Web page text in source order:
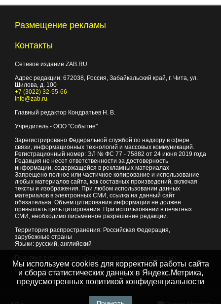
Размещение рекламы
Контакты
Сетевое издание ZAB.RU
Адрес редакции: 672038 , Россия, Забайкальский край, г. Чита ул.
Шилова, д. 100
+7 (3022) 32-55-66
info@zab.ru
Главный редактор Кондратьев Н. В.
Учредитель - ООО "Событие"
Зарегистрировано Федеральной службой по надзору в сфере
связи, информационных технологий и массовых коммуникаций.
Регистрационный номер: ЭЛ № ФС 77 - 75882 от 24 июня 2019 года
Редакция не несет ответственности за достоверность
информации, содержащейся в рекламных материалах
Запрещено полное или частичное копирование и использование
любых материалов сайта, как составных произведений, включая
тексты и изображения. При любом использовании данных
материалов в электронных СМИ, ссылка на данный сайт
обязательна. Объем цитирования информации не должен
превышать цель цитирования. При использовании в печатных
СМИ, необходимо письменное разрешение редакции.
Территория распространения: Российская Федерация,
зарубежные страны
Языки: русский, английский
© 2007 - 2026Портал Читы и Забайкальского края
Мы используем cookies для корректной работы сайта
и сбора статистических данных в Яндекс.Метрика,
предусмотренных политикой конфиденциальности